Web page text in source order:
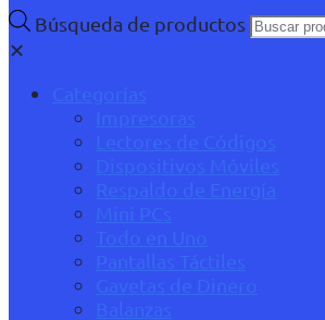
Búsqueda de productos
✕
Categorías
Impresoras
Lectores de Códigos
Dispositivos Móviles
Respaldo de Energía
Mini PCs
Todo en Uno
Pantallas Táctiles
Gavetas de Dinero
Balanzas